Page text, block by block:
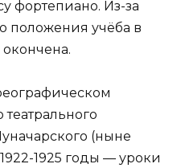
фортепиано. Из-за
положения учёба в
(ныне
1925 годы — уроки